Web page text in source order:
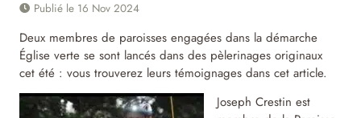
Publié le 16 Nov 2024
Deux membres de paroisses engagées dans la démarche
Église verte se sont lancés dans des pèlerinages originaux
cet été : vous trouverez leurs témoignages dans cet article.
Joseph Crestin est